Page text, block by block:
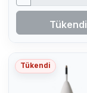
Tükendi
Tükendi